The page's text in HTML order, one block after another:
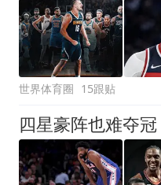
世界体育圈 15跟贴